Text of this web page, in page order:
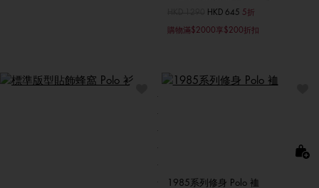
至HKD 645 5折
購物滿$2000享$200折扣
1985系列修身 Polo 裇